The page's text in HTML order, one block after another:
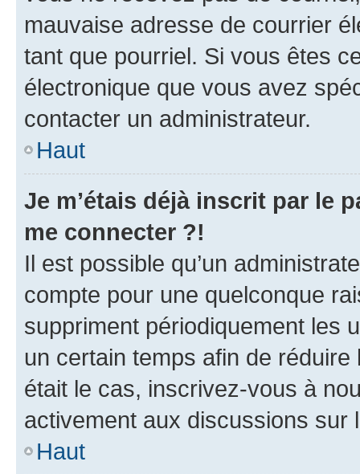
mauvaise adresse de courrier
tant que pourriel. Si vous êtes
électronique que vous avez
contacter un administrateur.
Haut
Je m’étais déjà inscrit par le
me connecter ?!
Il est possible qu’un
compte pour une quelconque
suppriment périodiquement les
un certain temps afin de
était le cas, inscrivez-vous à
activement aux discussions sur
Haut